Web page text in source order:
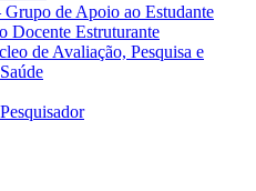
de Apoio ao Estudante
Docente Estruturante
de Avaliação, Pesquisa e